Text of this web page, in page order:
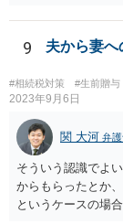
務があると思いま
れた方がよいと
すが、 判断能力
選任したのか 即
ると思います。
9 夫から妻へ
#相続税対策 #生前贈与
2023年9月6日
関 大河 弁
そういう認識でよ
からもらったとか
というケースの場